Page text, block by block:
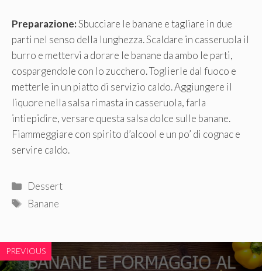
Preparazione:Sbucciare le banane e tagliare in due
parti nel senso della lunghezza. Scaldare in casseruola il
burro e mettervi a dorare le banane da ambo le parti,
cospargendole con lo zucchero. Toglierle dal fuoco e
metterle in un piatto di servizio caldo. Aggiungere il
liquore nella salsa rimasta in casseruola, farla
intiepidire, versare questa salsa dolce sulle banane.
Fiammeggiare con spirito d’alcool e un po’ di cognac e
servire caldo.
Categorie
Dessert
Tag
Banane
PREVIOUS